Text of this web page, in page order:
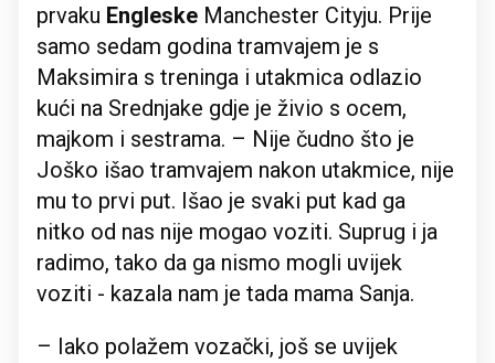
prvaku Engleske Manchester Cityju. Prije
samo sedam godina tramvajem je s
Maksimira s treninga i utakmica odlazio
kući na Srednjake gdje je živio s ocem,
majkom i sestrama. – Nije čudno što je
Joško išao tramvajem nakon utakmice, nije
mu to prvi put. Išao je svaki put kad ga
nitko od nas nije mogao voziti. Suprug i ja
radimo, tako da ga nismo mogli uvijek
voziti - kazala nam je tada mama Sanja.
– Iako polažem vozački, još se uvijek